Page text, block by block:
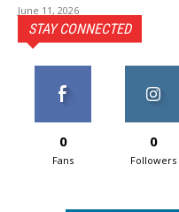
June 11, 2026
STAY CONNECTED
0
Fans
0
Followers